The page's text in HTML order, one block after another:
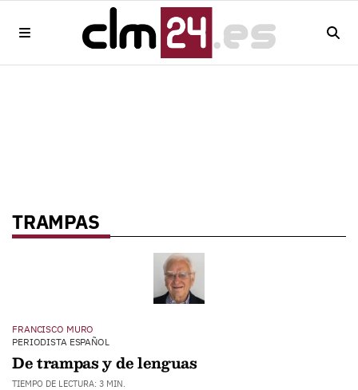
TRAMPAS
FRANCISCO MURO
PERIODISTA ESPAÑOL
De trampas y de lenguas
TIEMPO DE LECTURA: 3 MIN.